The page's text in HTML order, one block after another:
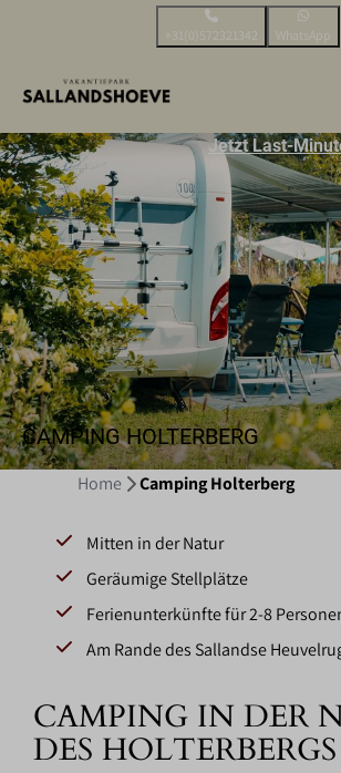
+31(0)572321342 WhatsApp
CAMPING HOLTERBERG
Jetzt Last-
Home Camping Holterberg
Mitten in der Natur
Geräumige Stellplätze
Ferienunterkünfte für 2-8
Am Rande des Sallandse
CAMPING IN DER
DES HOLTERBERGS